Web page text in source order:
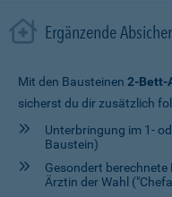
Ergänzende
Mit den Bausteinen 2-Bett-
sicherst du dir zusätzlich
Unterbringung im 1-
Baustein)
Gesondert
Ärztin der Wahl